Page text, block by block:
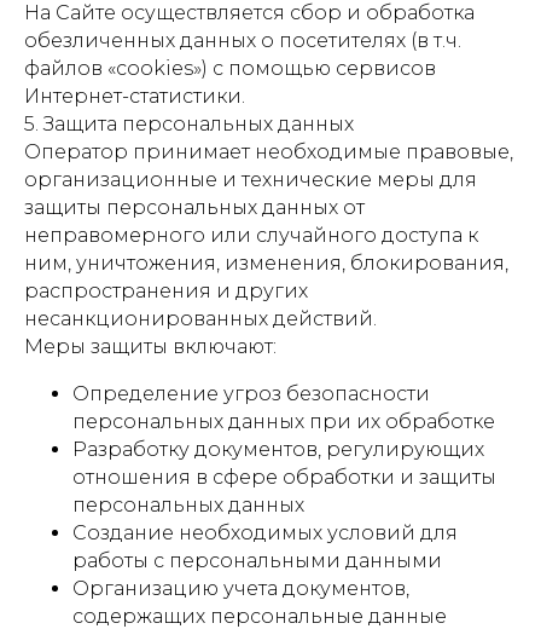
На Сайте осуществляется сбор и обработка
обезличенных данных о посетителях (в т.ч.
файлов «cookies») с помощью сервисов
Интернет-статистики.
5. Защита персональных данных
Оператор принимает необходимые правовые,
организационные и технические меры для
защиты персональных данных от
неправомерного или случайного доступа к
ним, уничтожения, изменения, блокирования,
распространения и других
несанкционированных действий.
Меры защиты включают:
Определение угроз безопасности
персональных данных при их обработке
Разработку документов, регулирующих
отношения в сфере обработки и защиты
персональных данных
Создание необходимых условий для
работы с персональными данными
Организацию учета документов,
содержащих персональные данные